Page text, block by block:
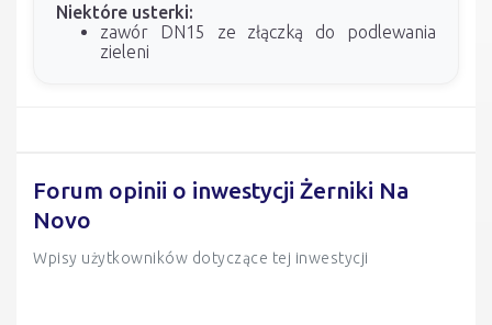
Niektóre usterki:
zawór DN15 ze złączką do podlewania
zieleni
Forum opinii o inwestycji Żerniki Na
Novo
Wpisy użytkowników dotyczące tej inwestycji